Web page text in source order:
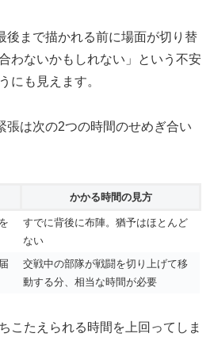
後まで描かれる前に場面が切り替
わないかもしれない」という不安
にも見えます。
張は次の2つの時間のせめぎ合い
かかる時間の見方
すでに背後に布陣。猶予はほとんど
ない
交戦中の部隊が戦闘を切り上げて移
動する分、相当な時間が必要
こたえられる時間を上回ってしま